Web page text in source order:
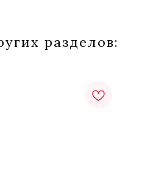
разделов: